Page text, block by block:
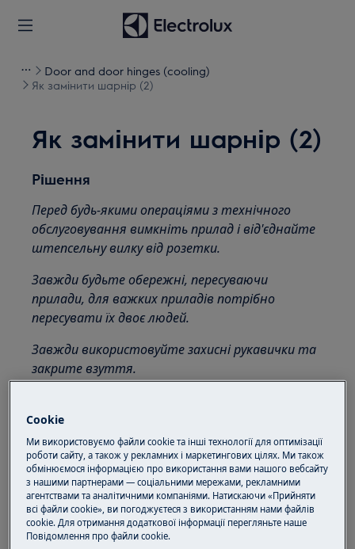
Door and door hinges (cooling)
Як замінити шарнір (2)
Як замінити шарнір (2)
Рішення
Перед будь-якими операціями з технічного
обслуговування вимкніть прилад і від'єднайте
штепсельну вилку відрозетки.
Завжди будьте обережні, пересуваючи
прилади, для важких приладів потрібно
пересувати їх двоє людей.
Завжди використовуйте захисні рукавички та
закрите взуття.
непрофесійний ремонт можуть мати наслідки
для безпеки, якщо їх не зробити належним
чином
ЯК ЗАМІНИТИ ДВЕРНУЮ ПЕТЛЮ
1) Натисніть на блокування дверей з обох
боків
Cookie
Ми використовуємо файли cookie та інші технології для оптимізації
роботи сайту, а також у рекламних і маркетингових цілях. Ми також
обмінюємося інформацією про використання вами нашого вебсайту
з нашими партнерами — соціальними мережами, рекламними
агентствами та аналітичними компаніями. Натискаючи «Прийняти
всі файли cookie», ви погоджуєтеся з використанням нами файлів
cookie. Для отримання додаткової інформації перегляньте наше
Пoвідомлення прo файли cookie.